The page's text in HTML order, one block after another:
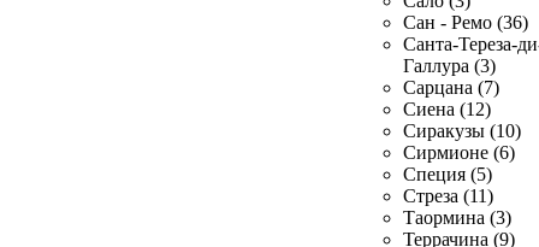
Сан - Ремо (36)
Санта-Тереза-
Галлура (3)
Сарцана (7)
Сиена (12)
Сиракузы (10)
Сирмионе (6)
Специя (5)
Стреза (11)
Таормина (3)
Террачина (9)